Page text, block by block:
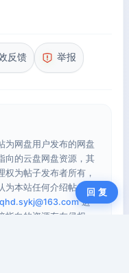
反馈 举报
为网盘用户发布的网盘
向的云盘网盘资源，其
权为帖子发布者所有，
为本站任何介绍帖侵犯
qhd.sykj@163.com进
指向的资源存在侵权
回 复